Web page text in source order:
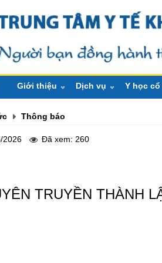
Giới thiệu Dịch vụ Y học
Thông báo
2026 Đã xem: 260
TRUYỀN THÀNH